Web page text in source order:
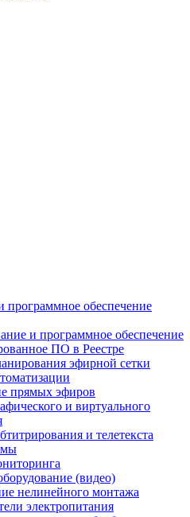
программное обеспечение
и программное обеспечение
ПО в Реестре
эфирной сетки
прямых эфиров
и виртуального
и телетекста
(видео)
нелинейного монтажа
электропитания